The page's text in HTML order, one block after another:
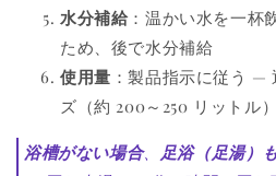
水分補給：温かい水を一杯
ため、後で水分補給
使用量 ：製品指示に従う —
ズ（約 200～250 リットル
浴槽がない場合、
足浴（足湯）